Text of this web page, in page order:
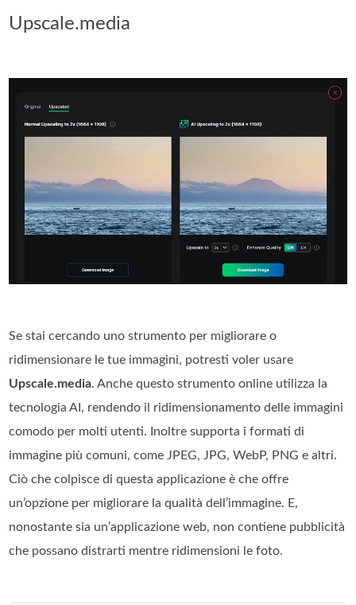
Upscale.media
Se stai cercando uno strumento per migliorare o
ridimensionare le tue immagini, potresti voler usare
Upscale.media. Anche questo strumento online utilizza la
tecnologia AI, rendendo il ridimensionamento delle immagini
comodo per molti utenti. Inoltre supporta i formati di
immagine più comuni, come JPEG, JPG, WebP, PNG e altri.
Ciò che colpisce di questa applicazione è che offre
un’opzione per migliorare la qualità dell’immagine. E,
nonostante sia un’applicazione web, non contiene pubblicità
che possano distrarti mentre ridimensioni le foto.